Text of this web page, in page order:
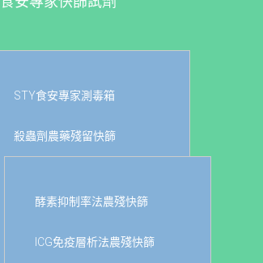
STY食安專家測毒箱
殺蟲劑農藥殘留快篩
酵素抑制率法農殘快篩
ICG免疫層析法農殘快篩